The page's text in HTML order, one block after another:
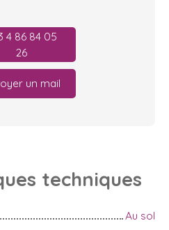
4 86 84 05
26
un mail
techniques
Au sol